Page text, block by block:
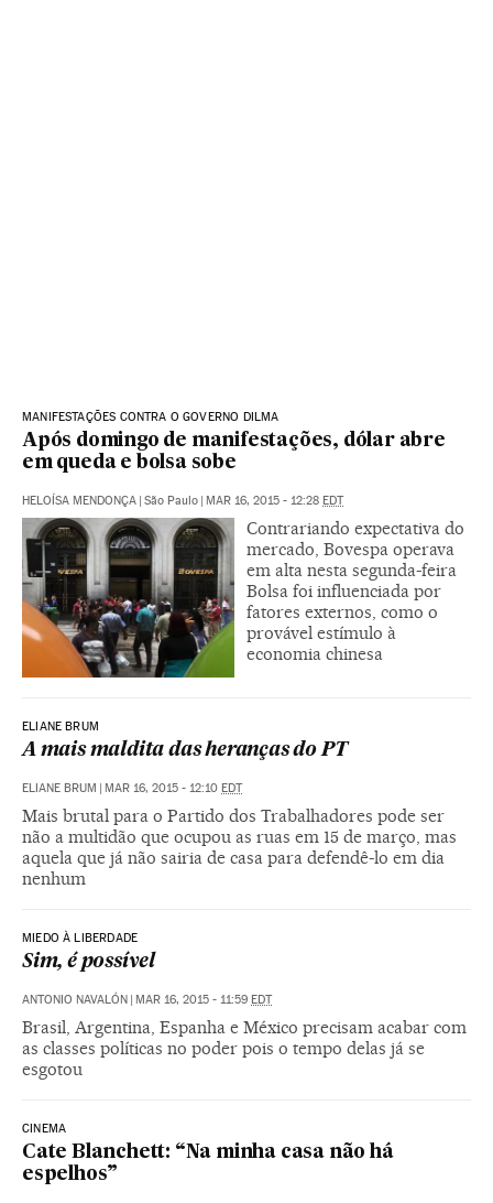
MANIFESTAÇÕES CONTRA O GOVERNO DILMA
Após domingo de manifestações, dólar abre
em queda e bolsa sobe
HELOÍSA MENDONÇA | São Paulo | MAR 16, 2015 - 12:28 EDT
Contrariando expectativa do
mercado, Bovespa operava
em alta nesta segunda-feira
Bolsa foi influenciada por
fatores externos, como o
provável estímulo à
economia chinesa
ELIANE BRUM
A mais maldita das heranças do PT
ELIANE BRUM | MAR 16, 2015 - 12:10 EDT
Mais brutal para o Partido dos Trabalhadores pode ser
não a multidão que ocupou as ruas em 15 de março, mas
aquela que já não sairia de casa para defendê-lo em dia
nenhum
MIEDO À LIBERDADE
Sim, é possível
ANTONIO NAVALÓN | MAR 16, 2015 - 11:59 EDT
Brasil, Argentina, Espanha e México precisam acabar com
as classes políticas no poder pois o tempo delas já se
esgotou
CINEMA
Cate Blanchett: “Na minha casa não há
espelhos”